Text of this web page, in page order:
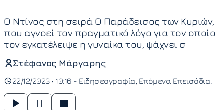
Ο Ντίνος στη σειρά Ο Παράδεισος των Κυριών,
που αγνοεί τον πραγματικό λόγο για τον οποίο
τον εγκατέλειψε η γυναίκα του, ψάχνει σ
Στέφανος Μάργαρης
22/12/2023 • 10:16 - Ειδησεογραφία Επόμενα Επεισόδια